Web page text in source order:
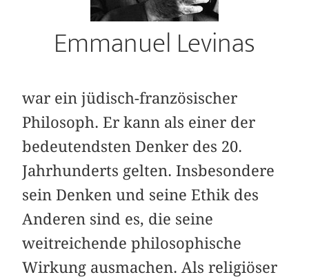
Emmanuel Levinas
war ein jüdisch-französischer
Philosoph. Er kann als einer der
bedeutendsten Denker des 20.
Jahrhunderts gelten. Insbesondere
sein Denken und seine Ethik des
Anderen sind es, die seine
weitreichende philosophische
Wirkung ausmachen. Als religiöser